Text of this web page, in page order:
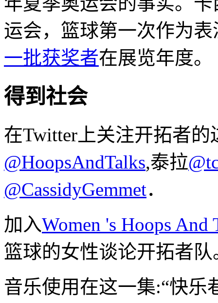
运会，篮球第一次作为
一批获奖者在展览年度。
得到社会
在Twitter上关注开拓者的
@HoopsAndTalks,泰拉
@CassidyGemmet．
加入Women 's Hoops And
篮球的女性谈论开拓者队
音乐使用在这一集:“快乐